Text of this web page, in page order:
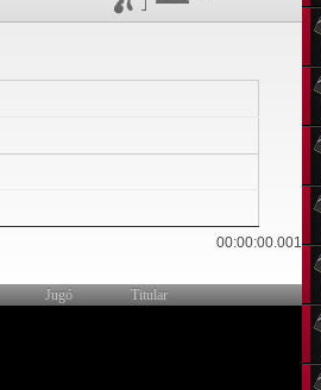
00:00:00.001
Jugó Titular